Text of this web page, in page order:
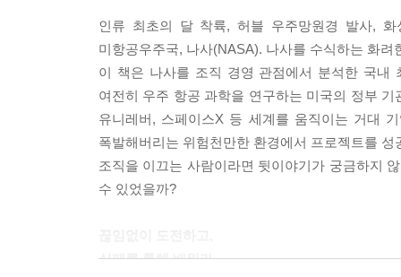
애비는 멘토였던 조지 로부터 모든 것을 배웠다.
게 되고는 “과거로부터 교훈을 얻어야 한다. 역사
끔하게 나무랐다.
--- p.219
웨더비는 해군 조종사와 우주왕복선 선장으로 일
겸손함만이 아니라, 똑같은 실수를 반복하지 않
가? 위대한 경영자는 실력과 자신감을 겸비한 사
인류 최초의 달 착륙, 허블 우주망원경 발사,
미항공우주국, 나사(NASA). 나사를 수식하는 화
이 책은 나사를 조직 경영 관점에서 분석한 국내
여전히 우주 항공 과학을 연구하는 미국의 정부
유니레버, 스페이스X 등 세계를 움직이는 거대
폭발해버리는 위험천만한 환경에서 프로젝트를
조직을 이끄는 사람이라면 뒷이야기가 궁금하지
수 있었을까?
실패를 통해 배워라